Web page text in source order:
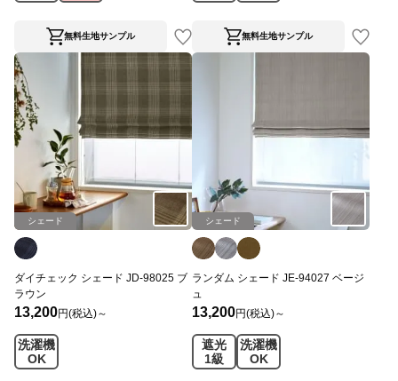
無料生地サンプル 無料生地サンプル
シェード
ダイチェック シェード JD-98025 ブ
ラウン
13,200円(税込)～
洗濯機
OK
シェード
ランダム シェード JE-94027 ベージ
ュ
13,200円(税込)～
遮光
1級
洗濯機
OK